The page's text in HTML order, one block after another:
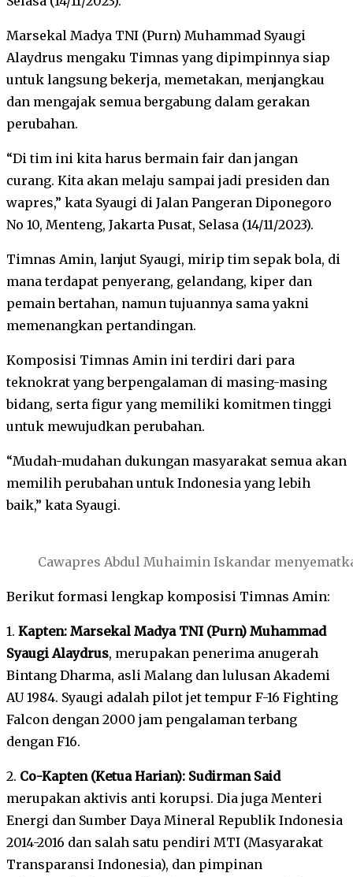
Marsekal Madya TNI (Purn) Muhammad Syaugi
Alaydrus mengaku Timnas yang dipimpinnya siap
untuk langsung bekerja, memetakan, menjangkau
dan mengajak semua bergabung dalam gerakan
perubahan.
“Di tim ini kita harus bermain fair dan jangan
curang. Kita akan melaju sampai jadi presiden dan
wapres,” kata Syaugi di Jalan Pangeran Diponegoro
No 10, Menteng, Jakarta Pusat, Selasa (14/11/2023).
Timnas Amin, lanjut Syaugi, mirip tim sepak bola, di
mana terdapat penyerang, gelandang, kiper dan
pemain bertahan, namun tujuannya sama yakni
memenangkan pertandingan.
Komposisi Timnas Amin ini terdiri dari para
teknokrat yang berpengalaman di masing-masing
bidang, serta figur yang memiliki komitmen tinggi
untuk mewujudkan perubahan.
“Mudah-mudahan dukungan masyarakat semua akan
memilih perubahan untuk Indonesia yang lebih
baik,” kata Syaugi.
Cawapres Abdul Muhaimin Iskandar
Berikut formasi lengkap komposisi Timnas Amin:
1. Kapten: Marsekal Madya TNI (Purn) Muhammad
Syaugi Alaydrus, merupakan penerima anugerah
Bintang Dharma, asli Malang dan lulusan Akademi
AU 1984. Syaugi adalah pilot jet tempur F-16 Fighting
Falcon dengan 2000 jam pengalaman terbang
dengan F16.
2. Co-Kapten (Ketua Harian): Sudirman Said
merupakan aktivis anti korupsi. Dia juga Menteri
Energi dan Sumber Daya Mineral Republik Indonesia
2014-2016 dan salah satu pendiri MTI (Masyarakat
Transparansi Indonesia), dan pimpinan